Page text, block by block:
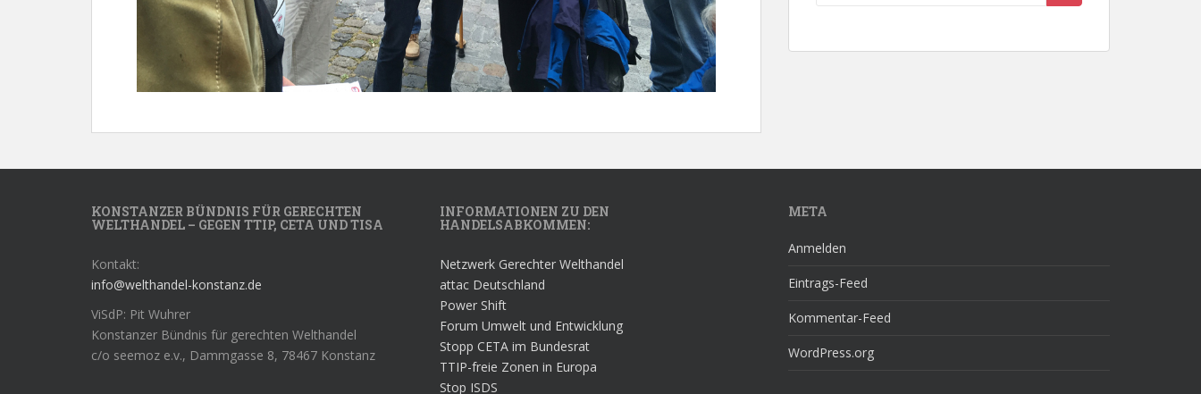
KONSTANZER BÜNDNIS FÜR GERECHTEN
WELTHANDEL – GEGEN TTIP, CETA UND TISA
Kontakt:
info@welthandel-konstanz.de
ViSdP: Pit Wuhrer
Konstanzer Bündnis für gerechten Welthandel
c/o seemoz e.v., Dammgasse 8, 78467 Konstanz
INFORMATIONEN ZU DEN
HANDELSABKOMMEN:
Netzwerk Gerechter Welthandel
attac Deutschland
Power Shift
Forum Umwelt und Entwicklung
Stopp CETA im Bundesrat
TTIP-freie Zonen in Europa
Stop ISDS
META
Anmelden
Eintrags-Feed
Kommentar-Feed
WordPress.org